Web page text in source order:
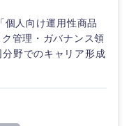
個人向け運用性商品
管理・ガバナンス領
野でのキャリア形成